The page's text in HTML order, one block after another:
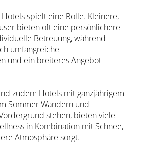
spielt eine Rolle. Kleinere,
bieten oft eine persönlichere
Betreuung, während
umfangreiche
und ein breiteres Angebot
zudem Hotels mit ganzjährigem
Sommer Wandern und
stehen, bieten viele
in Kombination mit Schnee,
Atmosphäre sorgt.